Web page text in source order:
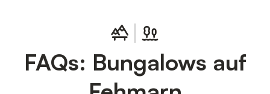
FAQs: Bungalows auf